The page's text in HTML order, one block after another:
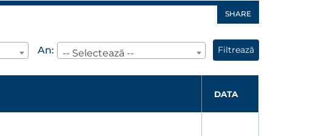
SHARE
An: -- Selectează -- Filtrează
DATA